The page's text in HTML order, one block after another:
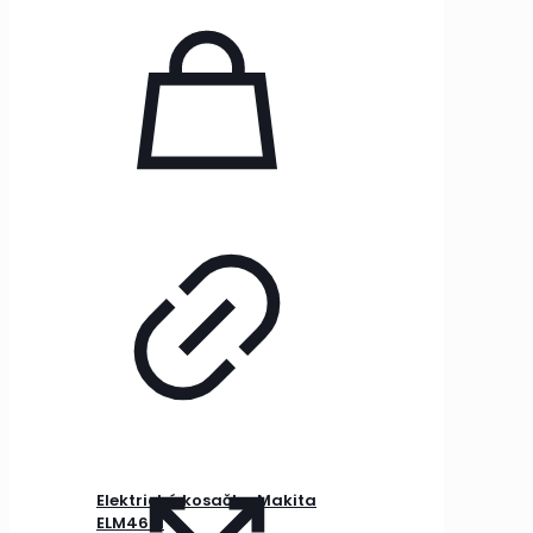
Elektrická kosačka Makita
ELM4621